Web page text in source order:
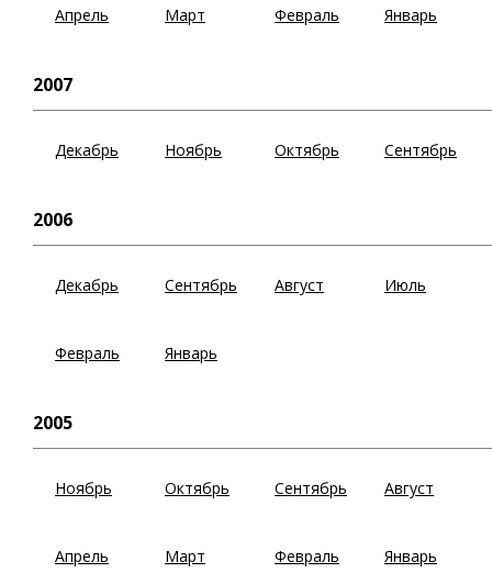
Апрель Март Февраль Январь
2007
Декабрь Ноябрь Октябрь Сентябрь
2006
Декабрь Сентябрь Август Июль
Февраль Январь
2005
Ноябрь Октябрь Сентябрь Август
Апрель Март Февраль Январь